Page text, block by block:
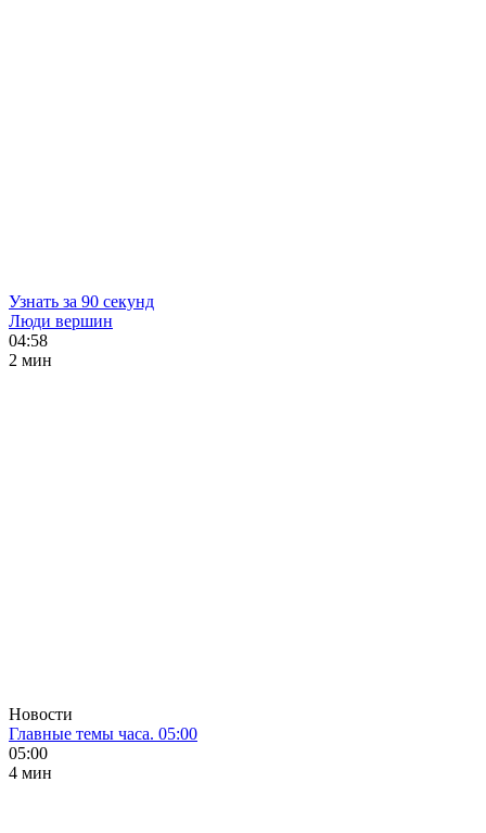
Узнать за 90 секунд
Люди вершин
04:58
2 мин
Новости
Главные темы часа. 05:00
05:00
4 мин